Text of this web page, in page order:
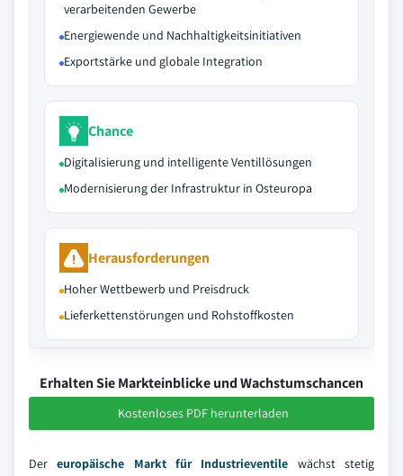
verarbeitenden Gewerbe
Energiewende und Nachhaltigkeitsinitiativen
Exportstärke und globale Integration
Chance
Digitalisierung und intelligente Ventillösungen
Modernisierung der Infrastruktur in Osteuropa
Herausforderungen
Hoher Wettbewerb und Preisdruck
Lieferkettenstörungen und Rohstoffkosten
Erhalten Sie Markteinblicke und Wachstumschancen
Kostenloses PDF herunterladen
Dereuropäische Markt für Industrieventile wächst stetig